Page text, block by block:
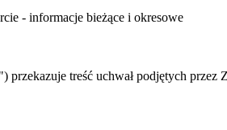
- informacje bieżące i okresowe
treść uchwał podjętych